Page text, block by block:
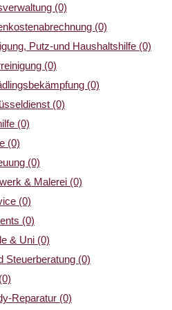
(0)
(0)
Putz-und Haushaltshilfe (0)
(0)
(0)
(0)
(0)
(0)
(0)
& Malerei (0)
(0)
(0)
& Uni (0)
Steuerberatung (0)
(0)
Reparatur (0)